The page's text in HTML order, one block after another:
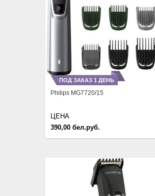
ПОД ЗАКАЗ 1 ДЕНЬ
Philips MG7720/15
390,00 бел.руб.
ЦЕНА